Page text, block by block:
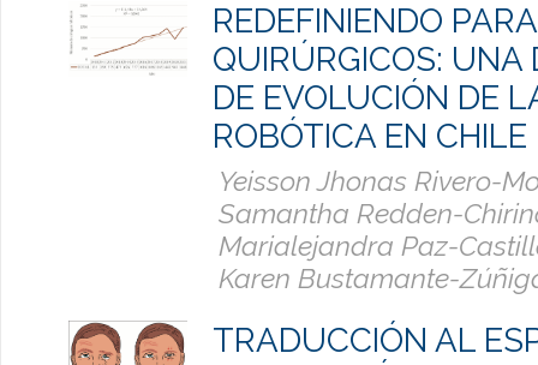
REDEFINIENDO
QUIRÚRGICOS: UNA
DE EVOLUCIÓN DE
ROBÓTICA EN CHILE
Yeisson Jhonas Rivero-
Samantha Redden-
Marialejandra Paz-
Karen Bustamante-
TRADUCCIÓN AL